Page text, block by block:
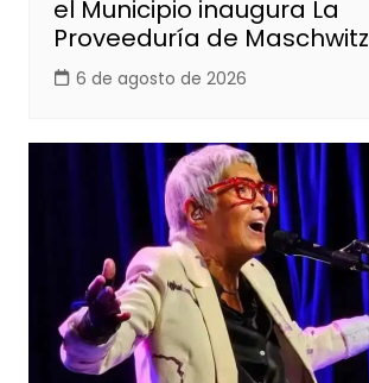
el Municipio inaugura La
Proveeduría de Maschwitz
6 de agosto de 2026